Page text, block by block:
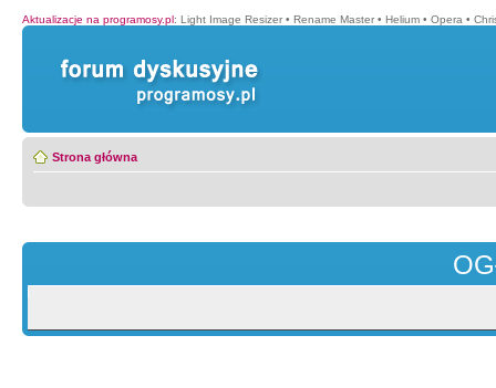
Aktualizacje na programosy.pl: Light Image Resizer • Rename Master • Helium • Opera •
Strona główna